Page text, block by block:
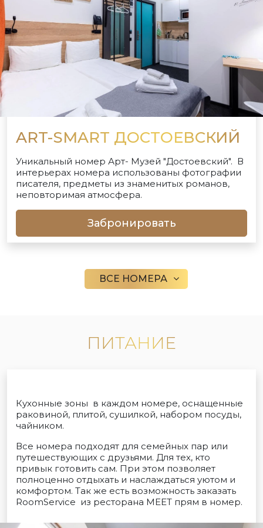
ART-SMART ДОСТОЕВСКИЙ
Уникальный номер Арт- Музей "Достоевский". В
интерьерах номера использованы фотографии
писателя, предметы из знаменитых романов,
неповторимая атмосфера.
Забронировать
ВСЕ НОМЕРА
ПИТАНИЕ
Кухонные зоны в каждом номере, оснащенные
раковиной, плитой, сушилкой, набором посуды,
чайником.
Все номера подходят для семейных пар или
путешествующих с друзьями. Для тех, кто
привык готовить сам. При этом позволяет
полноценно отдыхать и наслаждаться уютом и
комфортом. Так же есть возможность заказать
RoomService из ресторана MEET прям в номер.